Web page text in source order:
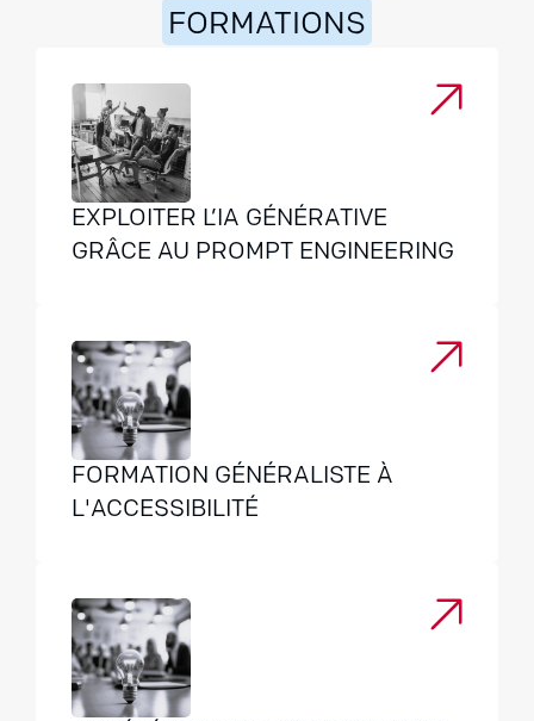
FORMATIONS
EXPLOITER L’IA GÉNÉRATIVE
GRÂCE AU PROMPT ENGINEERING
FORMATION GÉNÉRALISTE À
L'ACCESSIBILITÉ